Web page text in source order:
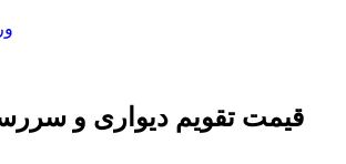
قیمت تقویم دیواری و